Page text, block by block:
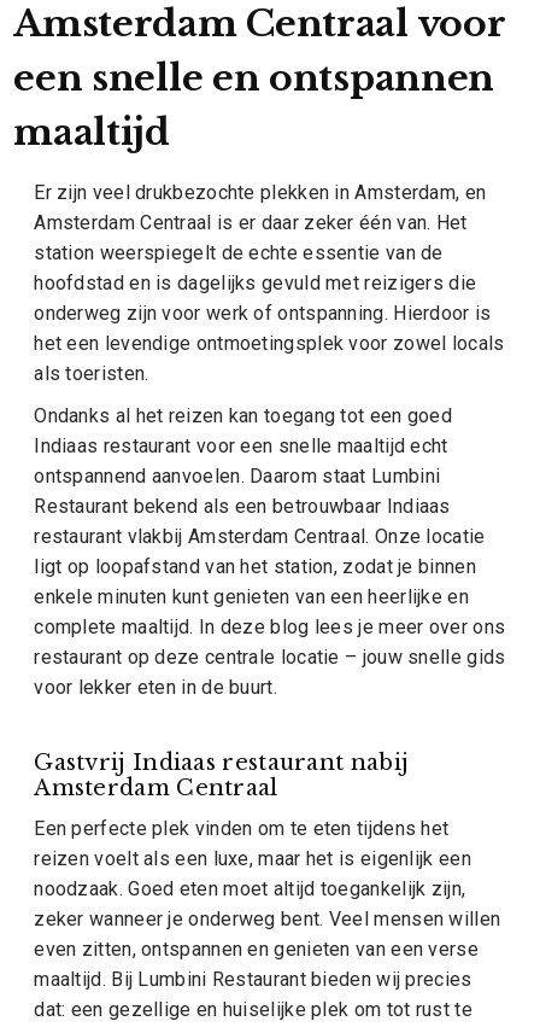
Amsterdam Centraal voor
een snelle en ontspannen
maaltijd
Er zijn veel drukbezochte plekken in Amsterdam, en
Amsterdam Centraal is er daar zeker één van. Het
station weerspiegelt de echte essentie van de
hoofdstad en is dagelijks gevuld met reizigers die
onderweg zijn voor werk of ontspanning. Hierdoor is
het een levendige ontmoetingsplek voor zowel locals
als toeristen.
Ondanks al het reizen kan toegang tot een goed
Indiaas restaurant voor een snelle maaltijd echt
ontspannend aanvoelen. Daarom staat Lumbini
Restaurant bekend als een betrouwbaar Indiaas
restaurant vlakbij Amsterdam Centraal. Onze locatie
ligt op loopafstand van het station, zodat je binnen
enkele minuten kunt genieten van een heerlijke en
complete maaltijd. In deze blog lees je meer over ons
restaurant op deze centrale locatie – jouw snelle gids
voor lekker eten in de buurt.
Gastvrij Indiaas restaurant nabij
Amsterdam Centraal
Een perfecte plek vinden om te eten tijdens het
reizen voelt als een luxe, maar het is eigenlijk een
noodzaak. Goed eten moet altijd toegankelijk zijn,
zeker wanneer je onderweg bent. Veel mensen willen
even zitten, ontspannen en genieten van een verse
maaltijd. Bij Lumbini Restaurant bieden wij precies
dat: een gezellige en huiselijke plek om tot rust te